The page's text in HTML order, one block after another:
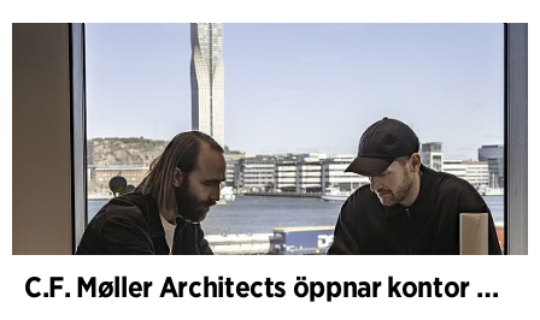
C.F. Møller Architects öppnar kontor i Göteborg